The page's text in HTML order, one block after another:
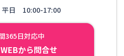
平日 10:00-17:00
365日対応中
WEBから問合せ